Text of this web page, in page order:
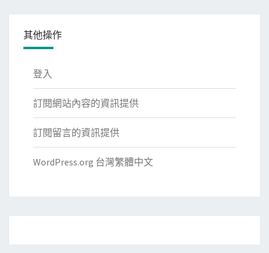
其他操作
登入
訂閱網站內容的資訊提供
訂閱留言的資訊提供
WordPress.org 台灣繁體中文